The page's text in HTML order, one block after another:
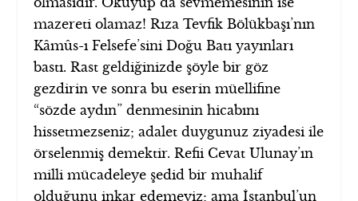
mazereti olamaz! Rıza Tevfik Bölükbaşı’nın
Kâmûs-ı Felsefe’sini Doğu Batı yayınları
bastı. Rast geldiğinizde şöyle bir göz
gezdirin ve sonra bu eserin müellifine
“sözde aydın” denmesinin hicabını
hissetmezseniz; adalet duygunuz ziyadesi ile
örselenmiş demektir. Refii Cevat Ulunay’ın
milli mücadeleye şedid bir muhalif
olduğunu inkar edemeyiz; ama İstanbul’un